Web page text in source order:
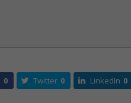
0 Twitter 0 LinkedIn 0